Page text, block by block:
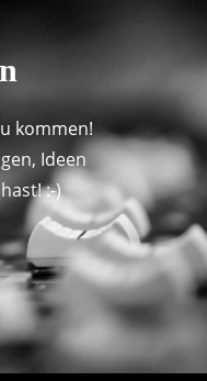
kommen!
Ideen
:-)